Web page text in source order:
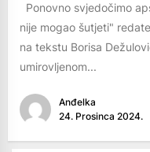
Ponovno svjedočimo
nije mogao šutjeti"
na tekstu Borisa
umirovljenom...
Anđelka
24. Prosinca 2024.